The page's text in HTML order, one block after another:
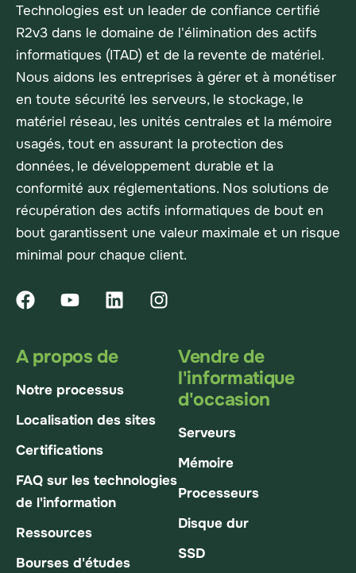
Technologies est un leader de confiance certifié
R2v3 dans le domaine de l'élimination des actifs
informatiques (ITAD) et de la revente de matériel.
Nous aidons les entreprises à gérer et à monétiser
en toute sécurité les serveurs, le stockage, le
matériel réseau, les unités centrales et la mémoire
usagés, tout en assurant la protection des
données, le développement durable et la
conformité aux réglementations. Nos solutions de
récupération des actifs informatiques de bout en
bout garantissent une valeur maximale et un risque
minimal pour chaque client.
A propos de
Notre processus
Localisation des sites
Certifications
FAQ sur les technologies
de l'information
Ressources
Bourses d'études
Vendre de
l'informatique
d'occasion
Serveurs
Mémoire
Processeurs
Disque dur
SSD